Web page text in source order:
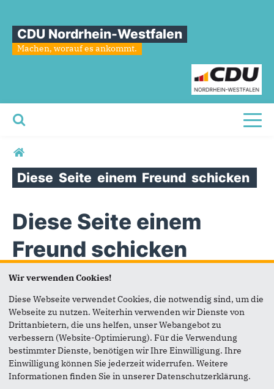
CDU Nordrhein-Westfalen
Machen, worauf es ankommt.
Sie sind hier
Diese Seite einem Freund schicken
Diese Seite einem
Freund schicken
Vielen Dank, dass Sie die Inhalte unserer Homepage
weiterempfehlen.
Anmerkung: Ihre E-Mail-Adresse wird benötigt um die
Personen, denen Sie die Seite weiterempfehlen, zu
informieren, von wem die Empfehlung kommt, und dass es
Wir verwenden Cookies!
Diese Webseite verwendet Cookies, die notwendig sind, um die
Webseite zu nutzen. Weiterhin verwenden wir Dienste von
Drittanbietern, die uns helfen, unser Webangebot zu
verbessern (Website-Optimierung). Für die Verwendung
bestimmter Dienste, benötigen wir Ihre Einwilligung. Ihre
Einwilligung können Sie jederzeit widerrufen. Weitere
Informationen finden Sie in unserer Datenschutzerklärung.